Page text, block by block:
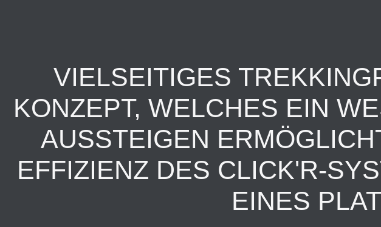
VIELSEITIGES
KONZEPT, WELCHES EIN
AUSSTEIGEN
EFFIZIENZ DES CLICK'R-
EINES